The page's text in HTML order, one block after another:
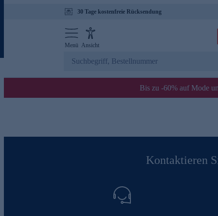
30 Tage kostenfreie Rücksendung
Menü Ansicht
Bis zu -60% auf Mode
Kontaktieren